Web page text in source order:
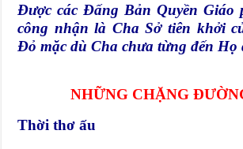
Được các Đấng Bản Quyền Giáo
công nhận là Cha Sở tiên khởi
Đỏ mặc dù Cha chưa từng đến Họ
NHỮNG CHẶNG
Thời thơ ấu